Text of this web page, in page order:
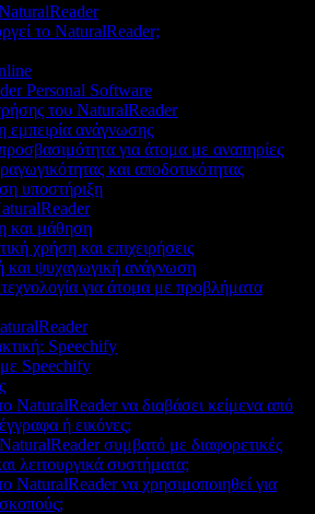
το NaturalReader;
Personal Software
του NaturalReader
εμπειρία ανάγνωσης
για άτομα με αναπηρίες
και αποδοτικότητας
υποστήριξη
και μάθηση
χρήση και επιχειρήσεις
ψυχαγωγική ανάγνωση
για άτομα με προβλήματα
Speechify
Speechify
NaturalReader να διαβάσει κείμενα από
ή εικόνες;
συμβατό με διαφορετικές
λειτουργικά συστήματα;
NaturalReader να χρησιμοποιηθεί για